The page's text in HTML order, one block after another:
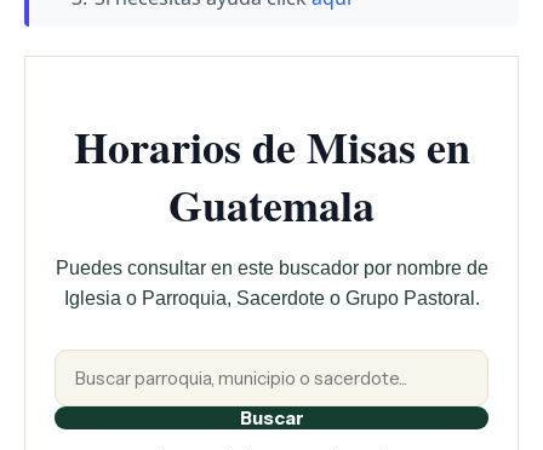
Horarios de Misas en
Guatemala
Puedes consultar en este buscador por nombre de
Iglesia o Parroquia, Sacerdote o Grupo Pastoral.
Buscar